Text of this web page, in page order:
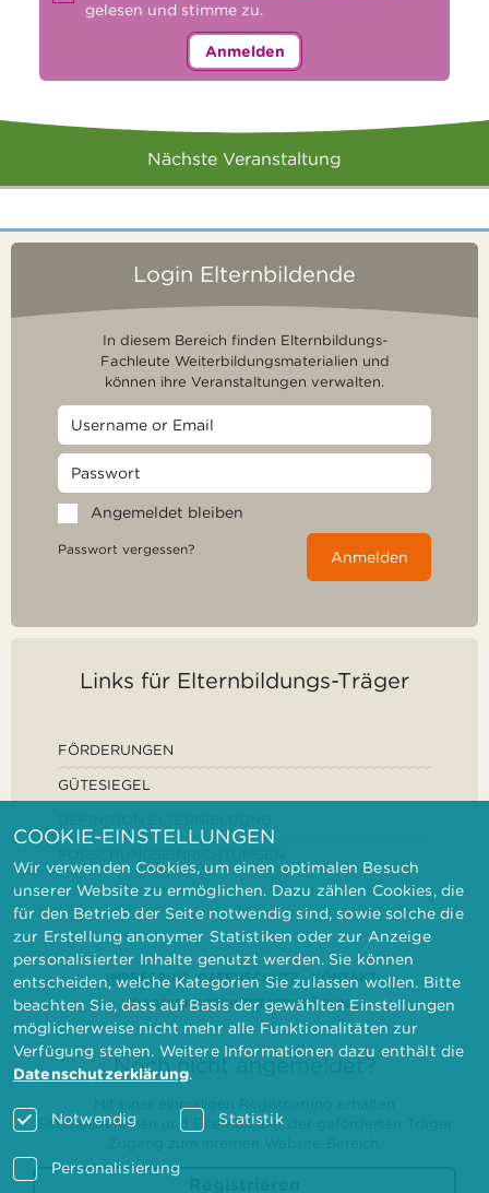
gelesen und stimme zu.
Anmelden
Nächste Veranstaltung
Login Elternbildende
In diesem Bereich finden Elternbildungs-
Fachleute Weiterbildungsmaterialien und
können ihre Veranstaltungen verwalten.
Angemeldet bleiben
Passwort vergessen? Anmelden
Links für Elternbildungs-Träger
FÖRDERUNGEN
GÜTESIEGEL
IMPRESSUM DATENSCHUTZ
KONTAKT
BARRIEREFREIHEITSERKLÄRUNG
Noch nicht angemeldet?
Mit einer einmaligen Registrierung erhalten
Elternbilderinnen und Elternbildner der geförderten Träger
COOKIE-EINSTELLUNGEN
Wir verwenden Cookies, um einen optimalen Besuch
unserer Website zu ermöglichen. Dazu zählen Cookies, die
für den Betrieb der Seite notwendig sind, sowie solche die
zur Erstellung anonymer Statistiken oder zur Anzeige
personalisierter Inhalte genutzt werden. Sie können
entscheiden, welche Kategorien Sie zulassen wollen. Bitte
beachten Sie, dass auf Basis der gewählten Einstellungen
möglicherweise nicht mehr alle Funktionalitäten zur
Verfügung stehen. Weitere Informationen dazu enthält die
Datenschutzerklärung.
Notwendig Statistik
Personalisierung